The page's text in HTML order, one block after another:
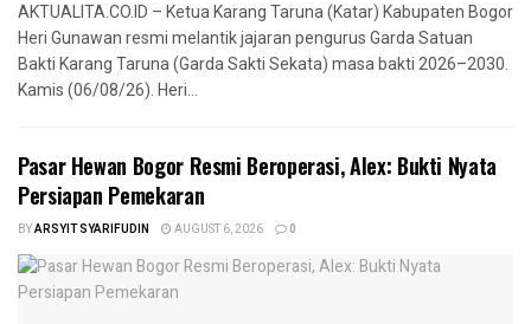
AKTUALITA.CO.ID – Ketua Karang Taruna (Katar) Kabupaten Bogor
Heri Gunawan resmi melantik jajaran pengurus Garda Satuan
Bakti Karang Taruna (Garda Sakti Sekata) masa bakti 2026–2030.
Kamis (06/08/26). Heri...
Pasar Hewan Bogor Resmi Beroperasi, Alex: Bukti Nyata
Persiapan Pemekaran
BYARSYIT SYARIFUDIN AUGUST 6, 2026 0